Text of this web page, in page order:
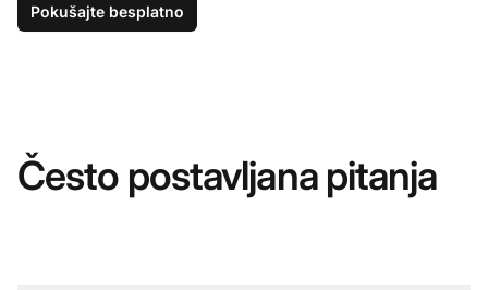
Pokušajte besplatno
Često postavljana pitanja